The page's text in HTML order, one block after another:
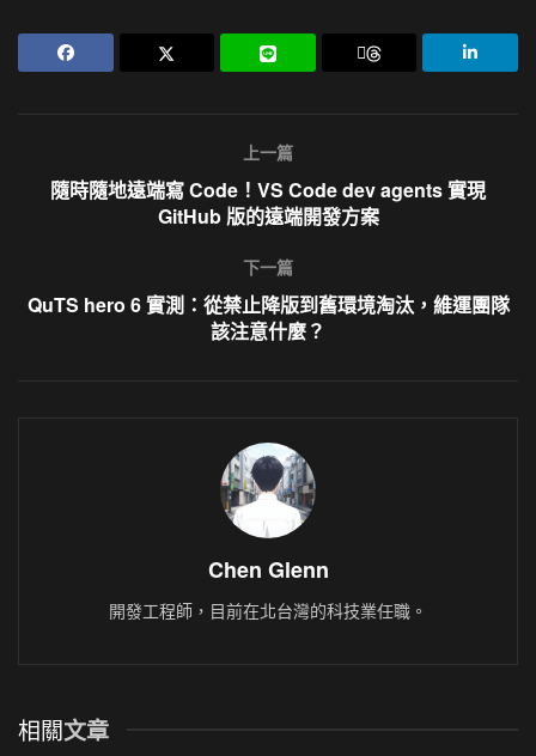
上一篇
隨時隨地遠端寫 Code！VS Code dev agents 實現
GitHub 版的遠端開發方案
下一篇
QuTS hero 6 實測：從禁止降版到舊環境淘汰，維運團隊
該注意什麼？
Chen Glenn
開發工程師，目前在北台灣的科技業任職。
相關文章